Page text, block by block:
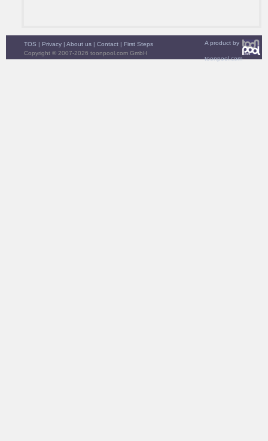
A product by
toonpool.com
TOS | Privacy | About us | Contact | First Steps
Copyright © 2007-2026 toonpool.com GmbH